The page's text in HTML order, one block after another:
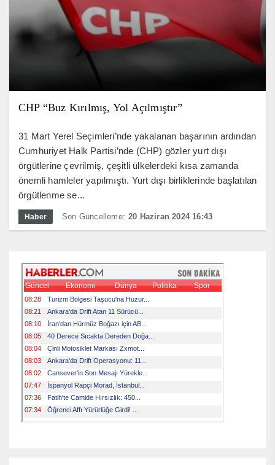
CHP “Buz Kırılmış, Yol Açılmıştır”
31 Mart Yerel Seçimleri’nde yakalanan başarının ardından
Cumhuriyet Halk Partisi’nde (CHP) gözler yurt dışı
örgütlerine çevrilmiş, çeşitli ülkelerdeki kısa zamanda
önemli hamleler yapılmıştı. Yurt dışı birliklerinde başlatılan
örgütlenme se...
Haber Son Güncelleme: 20 Haziran 2024 16:43